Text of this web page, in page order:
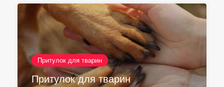
Притулок для тварин
Притулок для тварин